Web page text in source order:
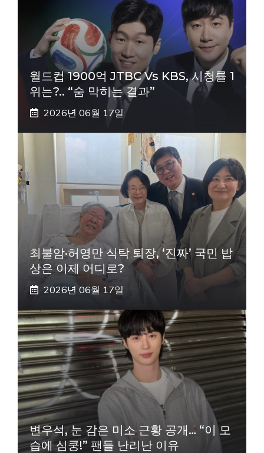
월드컵 1900억 JTBC Vs KBS, 시청률 1
위는?.. “숨 막히는 결과”
2026년 06월 17일
최불암·허영만 식탁 퇴장, ‘진짜’ 국민 밥
상은 이제 어디로?
2026년 06월 17일
변우석, 눈 감은 미소 근황 공개… “이 모
습에 심쿵!” 팬들 난리난 이유